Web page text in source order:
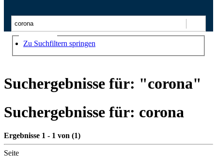
Suchen
Zu Suchfiltern springen
Suchergebnisse für: "corona"
Suchergebnisse für: corona
Ergebnisse 1 - 1 von (1)
Seite